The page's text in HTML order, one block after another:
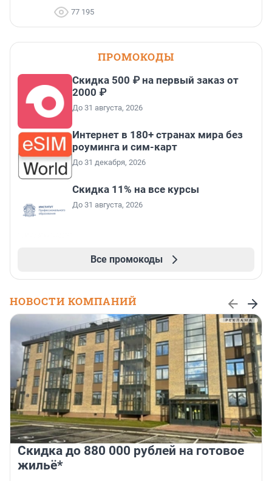
77 195
ПРОМОКОДЫ
Скидка 500 ₽ на первый заказ от
2000 ₽
До 31 августа, 2026
Интернет в 180+ странах мира без
роуминга и сим-карт
До 31 декабря, 2026
Скидка 11% на все курсы
До 31 августа, 2026
Все промокоды
НОВОСТИ КОМПАНИЙ
Скидка до 880 000 рублей на готовое
жильё*